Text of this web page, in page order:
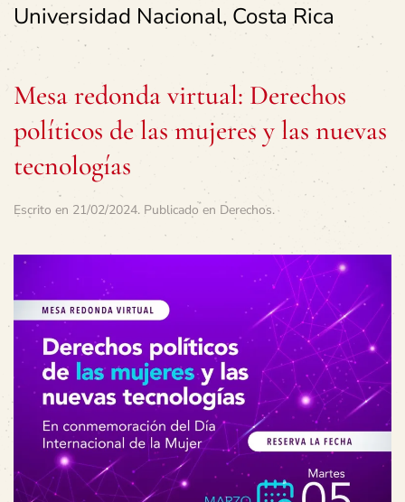
Universidad Nacional, Costa Rica
Mesa redonda virtual: Derechos
políticos de las mujeres y las nuevas
tecnologías
Escrito en 21/02/2024. Publicado en Derechos.